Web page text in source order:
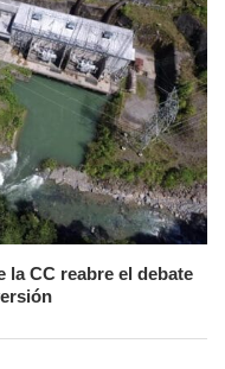
la CC reabre el debate